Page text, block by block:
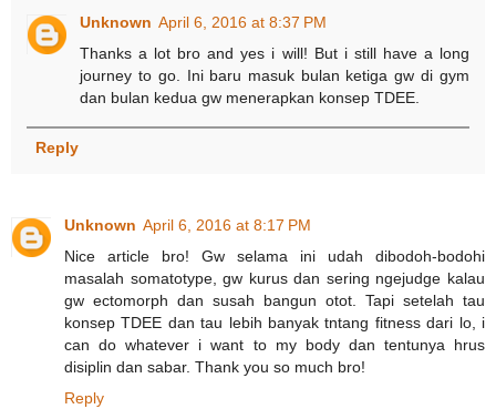
Unknown April 6, 2016 at 8:37 PM
Thanks a lot bro and yes i will! But i still have a long
journey to go. Ini baru masuk bulan ketiga gw di gym
dan bulan kedua gw menerapkan konsep TDEE.
Reply
Unknown April 6, 2016 at 8:17 PM
Nice article bro! Gw selama ini udah dibodoh-bodohi
masalah somatotype, gw kurus dan sering ngejudge kalau
gw ectomorph dan susah bangun otot. Tapi setelah tau
konsep TDEE dan tau lebih banyak tntang fitness dari lo, i
can do whatever i want to my body dan tentunya hrus
disiplin dan sabar. Thank you so much bro!
Reply